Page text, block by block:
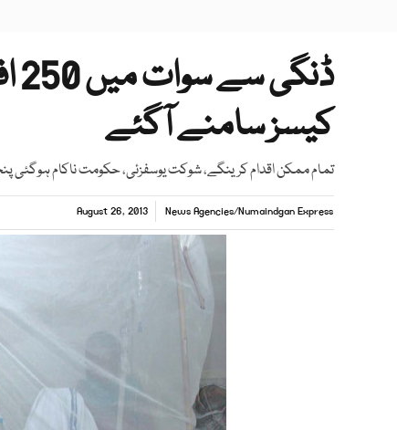
کیسز سامنے آگئے
تمام ممکن اقدام کرینگے، شوکت یوسفزئی، حکومت ناکام ہوگئی
News Agencies/Numaindgan Express
August 26, 2013